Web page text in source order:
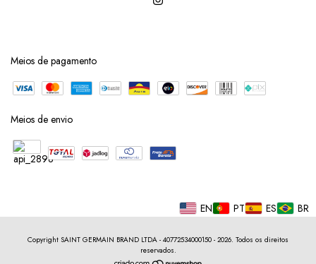
Meios de pagamento
Meios de envio
EN PT ES BR
Copyright SAINT GERMAIN BRAND LTDA - 40772534000150 - 2026. Todos os direitos
reservados.